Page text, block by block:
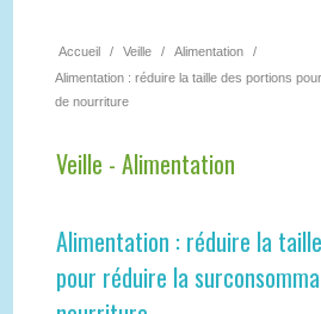
Accueil / Veille / Alimentation
/
Alimentation : réduire la taille des portions
de nourriture
Veille - Alimentation
Alimentation : réduire la
pour réduire la